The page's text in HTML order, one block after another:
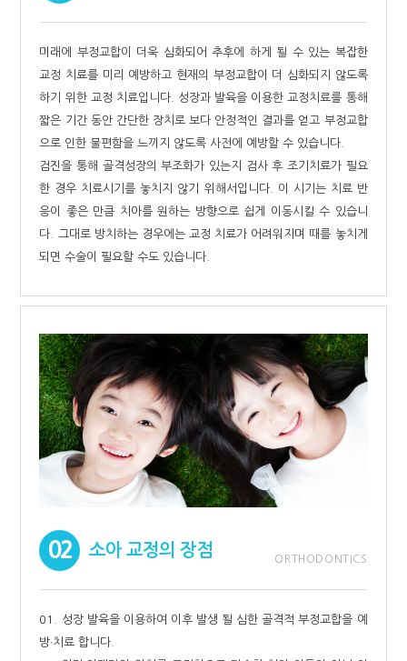
미래에 부정교합이 더욱 심화되어 추후에 하게 될 수 있는 복잡한
교정 치료를 미리 예방하고 현재의 부정교합이 더 심화되지 않도록
하기 위한 교정 치료입니다. 성장과 발육을 이용한 교정치료를 통해
짧은 기간 동안 간단한 장치로 보다 안정적인 결과를 얻고 부정교합
으로 인한 불편함을 느끼지 않도록 사전에 예방할 수 있습니다.
검진을 통해 골격성장의 부조화가 있는지 검사 후 조기치료가 필요
한 경우 치료시기를 놓치지 않기 위해서입니다. 이 시기는 치료 반
응이 좋은 만큼 치아를 원하는 방향으로 쉽게 이동시킬 수 있습니
다. 그대로 방치하는 경우에는 교정 치료가 어려워지며 때를 놓치게
되면 수술이 필요할 수도 있습니다.
02 소아 교정의 장점 ORTHODONTICS
01. 성장 발육을 이용하여 이후 발생 될 심한 골격적 부정교합을 예
방·치료 합니다.